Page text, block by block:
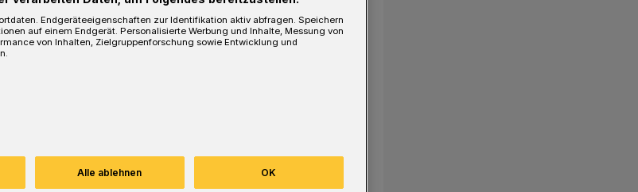
Endgeräteeigenschaften zur Identifikation aktiv abfragen. Speichern
auf einem Endgerät. Personalisierte Werbung und Inhalte, Messung von
von Inhalten, Zielgruppenforschung sowie Entwicklung und
Alle ablehnen OK